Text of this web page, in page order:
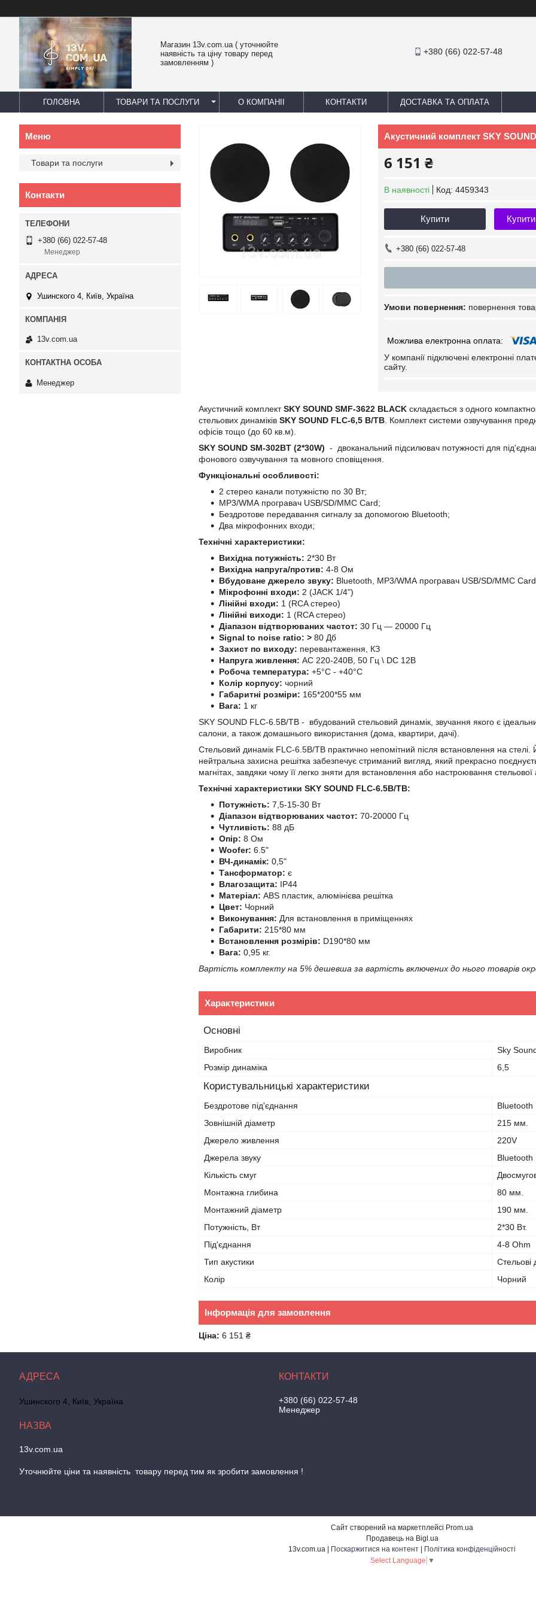
Магазин 13v.com.ua ( уточнюйте
наявність та ціну товару перед
замовленням )
+380 (66) 022-57-48
ГОЛОВНА ТОВАРИ ТА ПОСЛУГИ О КОМПАНІІ КОНТАКТИ ДОСТАВКА ТА ОПЛАТА
Акустичний комплект SKY
6 151 ₴
В наявності Код: 4459343
Купити
+380 (66) 022-57-48
повернення
У компанії підключені електронні
сайту.
Акустичний комплектSKY SOUND SMF-3622 BLACK складається з одного
стельових динаміків SKY SOUND FLC-6,5 B/TB . Комплект системи озвучування
офісів тощо (до 60 кв.м).
SKY SOUND SM-302BT (2*30W) - двоканальний підсилювач потужності для
фонового озвучування та мовного сповіщення.
Функціональні особливості:
2 стерео канали потужністю по 30 Вт;
MP3/WMA програвач USB/SD/MMC Card;
Бездротове передавання сигналу за допомогою Bluetooth;
Два мікрофонних входи;
Технічні характеристики:
Вихідна потужність: 2*30 Вт
Вихідна напруга/против: 4-8 Ом
Вбудоване джерело звуку: Bluetooth,
MP3/WMA програвач USB/SD/MMC Card
Мікрофонні входи: 2 (JACK 1/4")
Лінійні входи: 1 (RCA стерео)
Лінійні виходи: 1 (RCA стерео)
Діапазон відтворюваних частот: 30 Гц — 20000 Гц
Signal to noise ratio: > 80 Дб
Захист по виходу: перевантаження, КЗ
Напруга живлення: АС 220-240В, 50 Гц \ DC 12В
Робоча температура: +5°C - +40°C
Колір корпусу: чорний
Габаритні розміри: 165*200*55 мм
Вага: 1 кг
SKY SOUND FLC-6.5B/TB - вбудований стельовий динамік, звучання якого є
салони, а також домашнього використання (дома, квартири, дачі).
Стельовий динамік FLC-6.5B/TB практично непомітний після встановлення на стелі.
нейтральна захисна решітка забезпечує стриманий вигляд, який прекрасно
магнітах, завдяки чому її легко зняти для встановлення або настроювання стельової
Технічні характеристики SKY SOUND FLC-6.5B/TB:
Потужність: 7,5-15-30 Вт
Діапазон відтворюваних частот: 70-20000 Гц
Чутливість: 88 дБ
Опір: 8 Oм
Woofer: 6.5"
ВЧ-динамік: 0,5"
Тансформатор: є
Влагозащита: IP44
Матеріал: ABS пластик, алюмінієва решітка
Цвет: Чорний
Виконування: Для встановлення в приміщеннях
Габарити: 215*80 мм
Встановлення розмірів: D190*80 мм
Вага: 0,95 кг.
Вартість комплекту на 5% дешевша за вартість включених до нього товарів
Характеристики
Основні
Виробник
Sky
Розмір динаміка
6,5
Користувальницькі характеристики
Бездротове під'єднання
Bluetooth
Зовнішній діаметр
215 мм.
Джерело живлення
220V
Джерела звуку
Bluetooth
Кількість смуг
Монтажна глибина
80 мм.
Монтажний діаметр
190 мм.
Потужність, Вт
2*30 Вт.
Під'єднання
4-8 Ohm
Тип акустики
Стельові
Колір
Чорний
Інформація для замовлення
Ціна: 6 151 ₴
Товари та послуги
Контакти
+380 (66) 022-57-48
Менеджер
Ушинского 4, Київ, Україна
13v.com.ua
Менеджер
Ушинского 4, Київ, Україна
13v.com.ua
+380 (66) 022-57-48
Менеджер
Уточнюйте цiни та наявнiсть товару перед тим як зробити замовлення !
Сайт створений на маркетплейсі Prom.ua
Продавець на Bigl.ua
Поскаржитися на контент
Політика конфіденційності
Select Language ▼